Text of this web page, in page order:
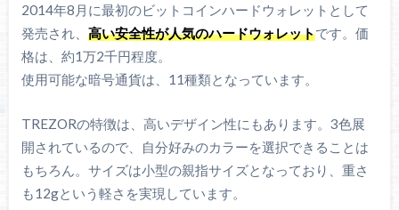
2014年8月に最初のビットコインハードウォレットとして
発売され、 高い安全性が人気のハードウォレットです。価
格は、約1万2千円程度。
使用可能な暗号通貨は、11種類となっています。
TREZORの特徴は、高いデザイン性にもあります。3色展
開されているので、自分好みのカラーを選択できることは
もちろん。サイズは小型の親指サイズとなっており、重さ
も12gという軽さを実現しています。